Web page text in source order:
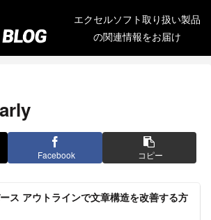
エクセルソフト取り扱い製品
の関連情報をお届け
Facebook コピー
ス アウトラインで文章構造を改善する方